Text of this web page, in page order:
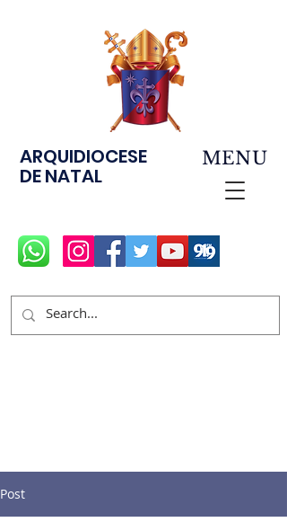
ARQUIDIOCESE
DE NATAL
MENU
Post